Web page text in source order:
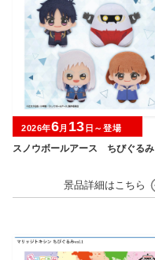
スノウボールアース ちびぐるみ
2026年6月 13 日～登場